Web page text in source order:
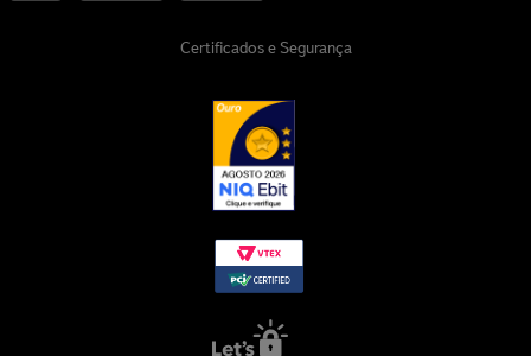
Certificados e Segurança